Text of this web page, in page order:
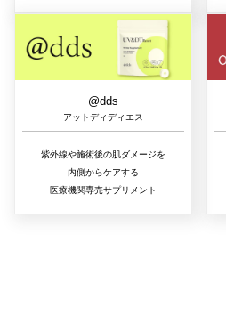
@dds
アットディディエス
紫外線や施術後の肌ダメージを
内側からケアする
医療機関専売サプリメント